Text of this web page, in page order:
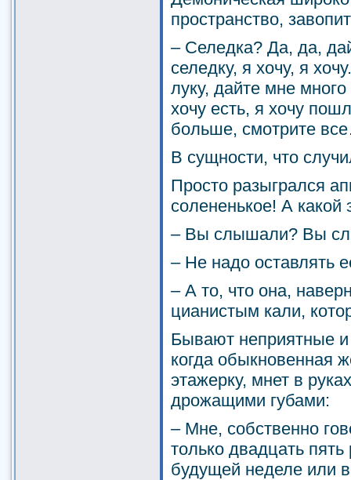
пространство,
– Селедка? Да, да,
селедку, я хочу, я
луку, дайте мне много
хочу есть, я хочу
больше, смотрите
В сущности, что
Просто разыгрался
солененькое! А
– Вы слышали? Вы
– Не надо оставлять
– А то, что она,
цианистым кали,
Бывают неприятные
когда обыкновенная
этажерку, мнет в
дрожащими губами:
– Мне, собственно
только двадцать
будущей неделе или